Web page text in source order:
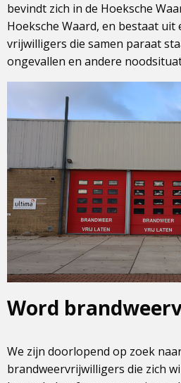
bevindt zich in de Hoeksche
Hoeksche Waard, en bestaat
vrijwilligers die samen paraat
ongevallen en andere
Word
We zijn doorlopend op zoek
brandweervrijwilligers die zich